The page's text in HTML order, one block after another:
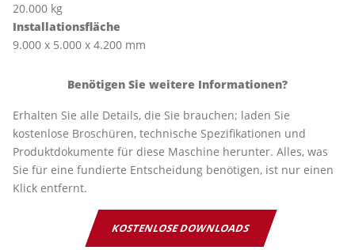
20.000 kg
Installationsfläche
9.000 x 5.000 x 4.200 mm
Benötigen Sie weitere Informationen?
Erhalten Sie alle Details, die Sie brauchen; laden Sie
kostenlose Broschüren, technische Spezifikationen und
Produktdokumente für diese Maschine herunter. Alles, was
Sie für eine fundierte Entscheidung benötigen, ist nur einen
Klick entfernt.
KOSTENLOSE DOWNLOADS